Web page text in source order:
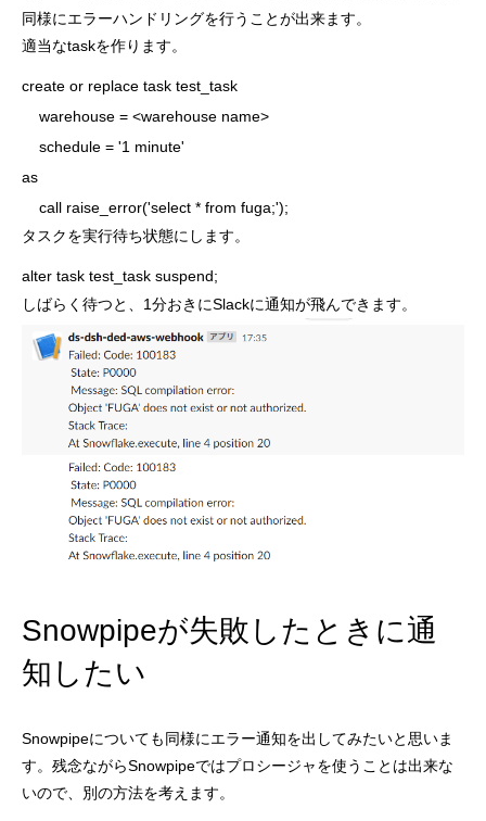
同様にエラーハンドリングを行うことが出来ます。
適当なtaskを作ります。
create or replace task test_task
    warehouse = <warehouse name>
    schedule = '1 minute'
as
タスクを実行待ち状態にします。
alter task test_task suspend;
しばらく待つと、1分おきにSlackに通知が飛んできます。
Snowpipeが失敗したときに通
知したい
Snowpipeについても同様にエラー通知を出してみたいと思いま
す。残念ながらSnowpipeではプロシージャを使うことは出来な
いので、別の方法を考えます。